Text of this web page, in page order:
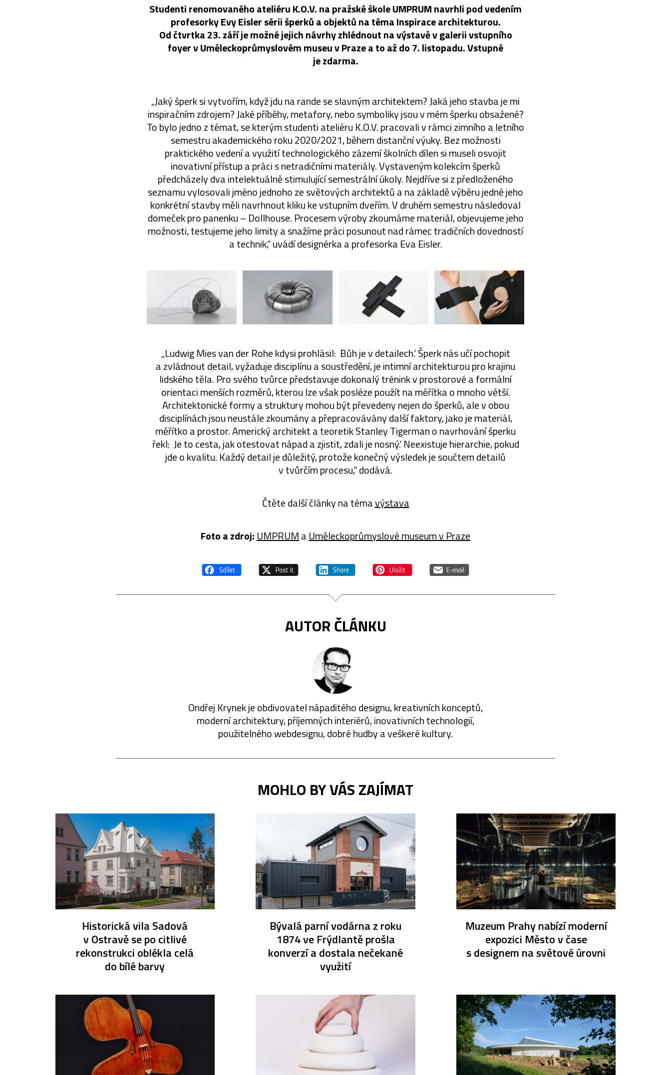
Studenti renomovaného ateliéru K.O.V. na pražské škole UMPRUM navrhli pod vedením
profesorky Evy Eisler sérii šperků a objektů na téma Inspirace architekturou.
Od čtvrtka 23. září je možné jejich návrhy zhlédnout na výstavě v galerii vstupního
foyer v Uměleckoprůmyslovém museu v Praze a to až do 7. listopadu. Vstupné
je zdarma.
„Jaký šperk si vytvořím, když jdu na rande se slavným architektem? Jaká jeho stavba je mi
inspiračním zdrojem? Jaké příběhy, metafory, nebo symboliky jsou v mém šperku obsažené?
To bylo jedno z témat, se kterým studenti ateliéru K.O.V. pracovali v rámci zimního a letního
semestru akademického roku 2020/2021, během distanční výuky. Bez možnosti
praktického vedení a využití technologického zázemí školních dílen si museli osvojit
inovativní přístup a práci s netradičními materiály. Vystaveným kolekcím šperků
předcházely dva intelektuálně stimulující semestrální úkoly. Nejdříve si z předloženého
seznamu vylosovali jméno jednoho ze světových architektů a na základě výběru jedné jeho
konkrétní stavby měli navrhnout kliku ke vstupním dveřím. V druhém semestru následoval
domeček pro panenku – Dollhouse. Procesem výroby zkoumáme materiál, objevujeme jeho
možnosti, testujeme jeho limity a snažíme práci posunout nad rámec tradičních dovedností
a technik,“ uvádí designérka a profesorka Eva Eisler.
„Ludwig Mies van der Rohe kdysi prohlásil: ‚Bůh je v detailech.‘ Šperk nás učí pochopit
a zvládnout detail, vyžaduje disciplínu a soustředění, je intimní architekturou pro krajinu
lidského těla. Pro svého tvůrce představuje dokonalý trénink v prostorové a formální
orientaci menších rozměrů, kterou lze však posléze použít na měřítka o mnoho větší.
Architektonické formy a struktury mohou být převedeny nejen do šperků, ale v obou
disciplínách jsou neustále zkoumány a přepracovávány další faktory, jako je materiál,
měřítko a prostor. Americký architekt a teoretik Stanley Tigerman o navrhování šperku
řekl: ‚Je to cesta, jak otestovat nápad a zjistit, zdali je nosný.‘ Neexistuje hierarchie, pokud
jde o kvalitu. Každý detail je důležitý, protože konečný výsledek je součtem detailů
v tvůrčím procesu,“ dodává.
Čtěte další články na témavýstava
Foto a zdroj: UMPRUMa Uměleckoprůmyslové museum v Praze
AUTOR ČLÁNKU
Ondřej Krynek je obdivovatel nápaditého designu, kreativních konceptů,
moderní architektury, příjemných interiérů, inovativních technologií,
použitelného webdesignu, dobré hudby a veškeré kultury.
MOHLO BY VÁS ZAJÍMAT
Historická vila Sadová
v Ostravě se po citlivé
rekonstrukci oblékla celá
do bílé barvy
Bývalá parní vodárna z roku
1874 ve Frýdlantě prošla
konverzí a dostala nečekané
využití
Muzeum Prahy nabízí moderní
expozici Město v čase
s designem na světové úrovni